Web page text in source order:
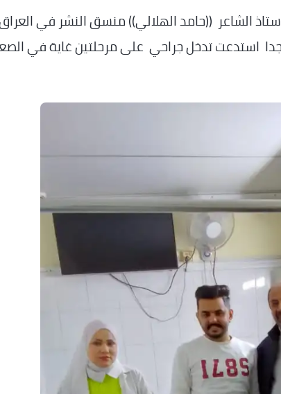
الشاعر ((حامد الهلالي)) منسق النشر في
استدعت تدخل جراحي على مرحلتين غاية في